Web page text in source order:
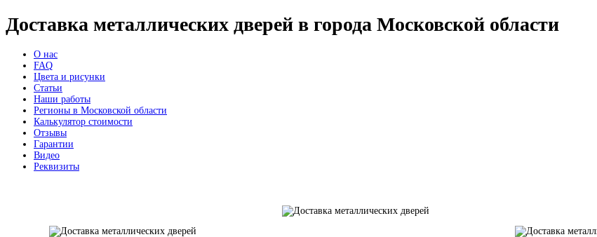
Доставка металлических дверей в города Московской области
О нас
FAQ
Цвета и рисунки
Статьи
Наши работы
Регионы в Московской области
Калькулятор стоимости
Отзывы
Гарантии
Видео
Реквизиты